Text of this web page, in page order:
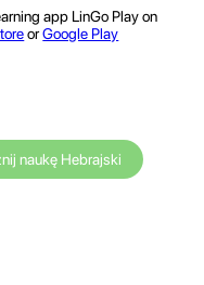
app LinGo Play on
orGoogle Play
naukę Hebrajski